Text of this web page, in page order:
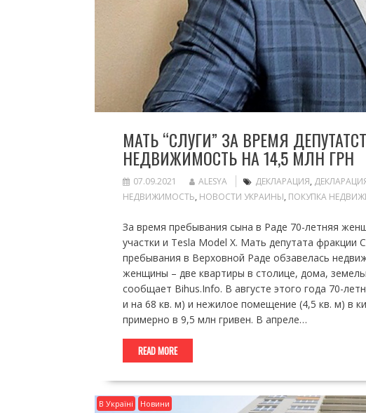
МАТЬ “СЛУГИ” ЗА ВРЕМЯ
НЕДВИЖИМОСТЬ НА 14,5 МЛН ГРН
07.09.2021 ALESYA ДЕКЛАРАЦИЯ,
НЕДВИЖИМОСТЬ, НОВОСТИ УКРАИНЫ, ПОКУПКА
За время пребывания сына в Раде 70-летняя
участки и Tesla Model X. Мать депутата фракции
пребывания в Верховной Раде обзавелась
женщины – две квартиры в столице, дома,
сообщает Bihus.Info. В августе этого года 70-
и на 68 кв. м) и нежилое помещение (4,5 кв. м) в
примерно в 9,5 млн гривен. В апреле…
READ MORE
В Україні Новини